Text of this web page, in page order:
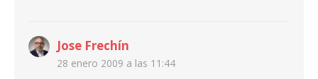
Jose Frechín
28 enero 2009 a las 11:44